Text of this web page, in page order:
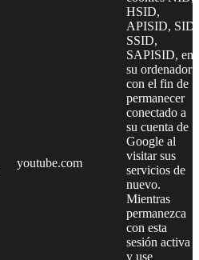
youtube.com
HSID,
APISID, SID,
SSID,
SAPISID, en
su ordenador
con el fin de
permanecer
conectado a
su cuenta de
Google al
visitar sus
servicios de
nuevo.
Mientras
permanezca
con esta
sesión activa
y use